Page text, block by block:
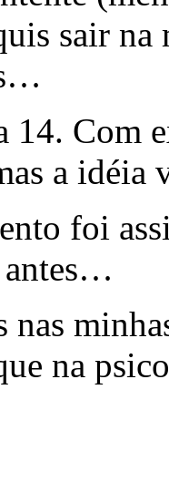
sair
14. Com
a idéia
foi
antes…
na